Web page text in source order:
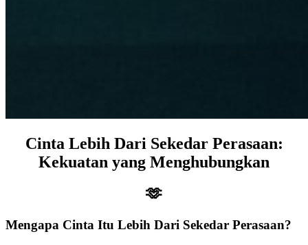
Cinta Lebih Dari Sekedar Perasaan:
Kekuatan yang Menghubungkan
🫶
Mengapa Cinta Itu Lebih Dari Sekedar Perasaan?